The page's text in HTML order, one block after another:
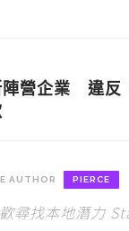
陣營企業 違反
AUTHOR PIERCE
尋找本地潛力